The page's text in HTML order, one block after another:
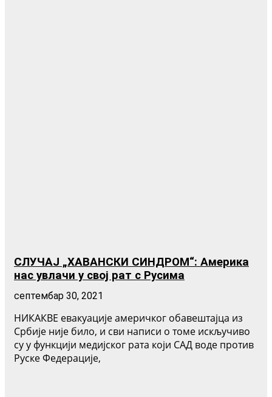
СЛУЧАЈ „ХАВАНСКИ СИНДРОМ“: Америка
нас увлачи у свој рат с Русима
септембар 30, 2021
НИКАКВЕ евакуације америчког обавештајца из
Србије није било, и сви написи о томе искључиво
су у функцији медијског рата који САД воде против
Руске Федерације,